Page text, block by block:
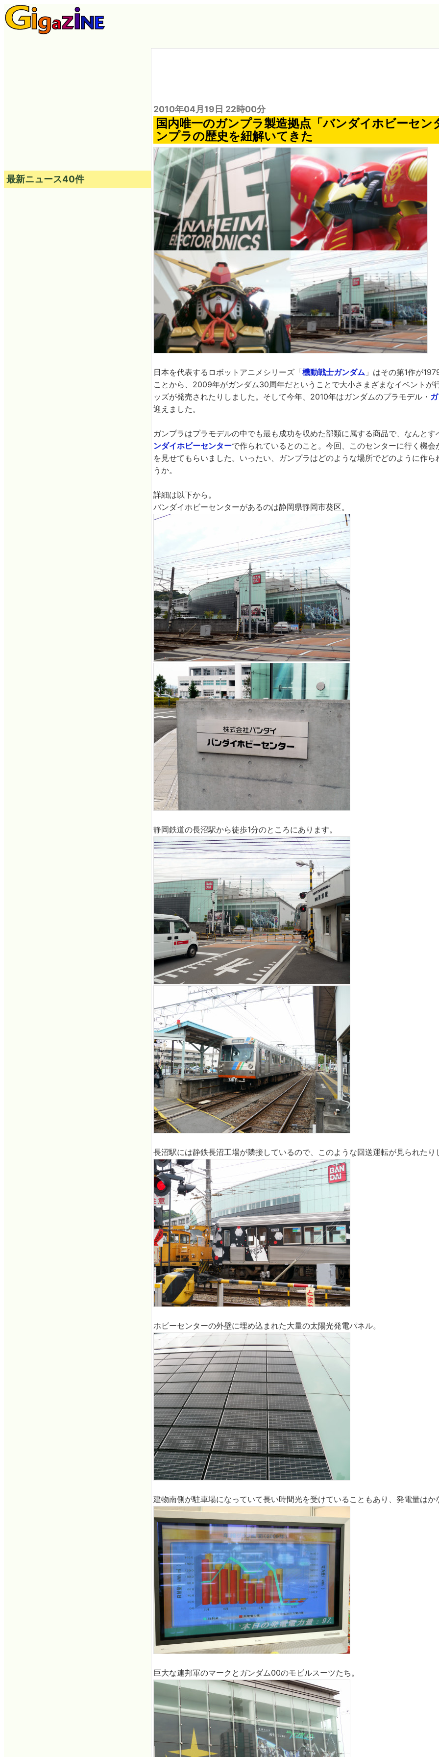
2010年04月19日 22時00分
国内唯一のガンプラ製造拠点「バンダイホビーセン
ンプラの歴史を紐解いてきた
日本を代表するロボットアニメシリーズ「機動戦士ガンダム 」はその第1作が
ことから、2009年がガンダム30周年だということで大小さまざまなイベントが
ッズが発売されたりしました。そして今年、2010年はガンダムのプラモデル・
迎えました。
ガンプラはプラモデルの中でも最も成功を収めた部類に属する商品で、なんとす
ンダイホビーセンターで作られているとのこと。今回、このセンターに行く機会
を見せてもらいました。いったい、ガンプラはどのような場所でどのように作ら
うか。
詳細は以下から。
バンダイホビーセンターがあるのは静岡県静岡市葵区。
静岡鉄道の長沼駅から徒歩1分のところにあります。
長沼駅には静鉄長沼工場が隣接しているので、このような回送運転が見られたり
ホビーセンターの外壁に埋め込まれた大量の太陽光発電パネル。
建物南側が駐車場になっていて長い時間光を受けていることもあり、発電量はか
巨大な連邦軍のマークとガンダム00のモビルスーツたち。
最新ニュース40件